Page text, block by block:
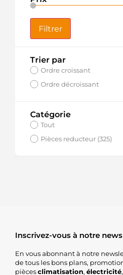
Filtrer
Trier par
Ordre croissant
Ordre décroissant
Catégorie
Tout
Pièces reducteur (325)
Inscrivez-vous à notre
En vous abonnant à notre
de tous les bons plans,
piècesclimatisation, électricité,